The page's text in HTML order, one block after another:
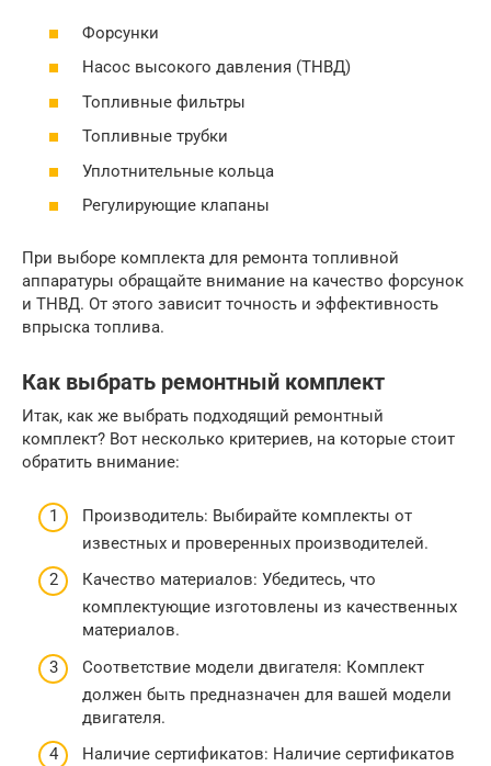
Форсунки
Насос высокого давления (ТНВД)
Топливные фильтры
Топливные трубки
Уплотнительные кольца
Регулирующие клапаны
При выборе комплекта для ремонта топливной
аппаратуры обращайте внимание на качество форсунок
и ТНВД. От этого зависит точность и эффективность
впрыска топлива.
Как выбрать ремонтный комплект
Итак, как же выбрать подходящий ремонтный
комплект? Вот несколько критериев, на которые стоит
обратить внимание:
Производитель: Выбирайте комплекты от
известных и проверенных производителей.
Качество материалов: Убедитесь, что
комплектующие изготовлены из качественных
материалов.
Соответствие модели двигателя: Комплект
должен быть предназначен для вашей модели
двигателя.
Наличие сертификатов: Наличие сертификатов